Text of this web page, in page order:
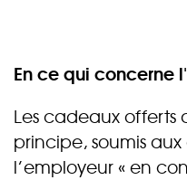
En ce qui concerne
Les cadeaux offerts
principe, soumis
l’employeur « en